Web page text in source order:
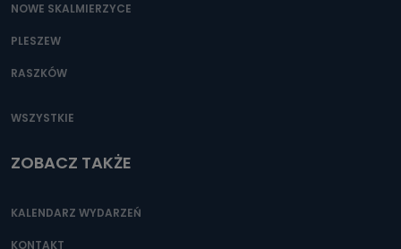
NOWE SKALMIERZYCE
PLESZEW
RASZKÓW
WSZYSTKIE
ZOBACZ TAKŻE
KALENDARZ WYDARZEŃ
KONTAKT